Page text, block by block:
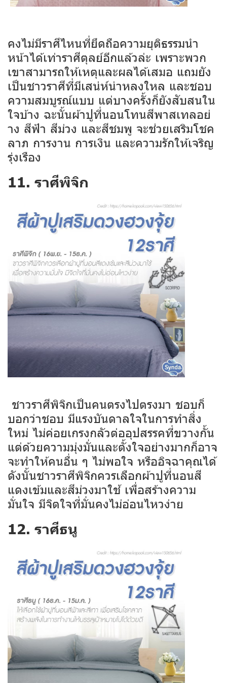
คงไม่มีราศีไหนที่ยึดถือความยุติธรรมนำ
หน้าได้เท่าราศีตุลย์อีกแล้วล่ะ เพราะพวก
เขาสามารถให้เหตุและผลได้เสมอ แถมยัง
เป็นชาวราศีที่มีเสน่ห์น่าหลงใหล และชอบ
ความสมบูรณ์แบบ แต่บางครั้งก็ยังสับสนใน
ใจบ้าง ฉะนั้นผ้าปูที่นอนโทนสีพาสเทลอย่
าง สีฟ้า สีม่วง และสีชมพู จะช่วยเสริมโชค
ลาภ การงาน การเงิน และความรักให้เจริญ
รุ่งเรือง
11. ราศีพิจิก
ชาวราศีพิจิกเป็นคนตรงไปตรงมา ชอบก็
บอกว่าชอบ มีแรงบันดาลใจในการทำสิ่ง
ใหม่ ไม่ค่อยเกรงกลัวต่ออุปสรรคที่ขวางกั้น
แต่ด้วยความมุ่งมั่นและตั้งใจอย่างมากก็อาจ
จะทำให้คนอื่น ๆ ไม่พอใจ หรืออิจฉาคุณได้
ดังนั้นชาวราศีพิจิกควรเลือกผ้าปูที่นอนสี
แดงเข้มและสีม่วงมาใช้ เพื่อสร้างความ
มั่นใจ มีจิตใจที่มั่นคงไม่อ่อนไหวง่าย
12. ราศีธนู